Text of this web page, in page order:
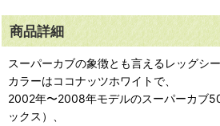
商品詳細
スーパーカブの象徴とも言えるレッグシー
カラーはココナッツホワイトで、
2002年〜2008年モデルのスーパーカブ
ックス）、